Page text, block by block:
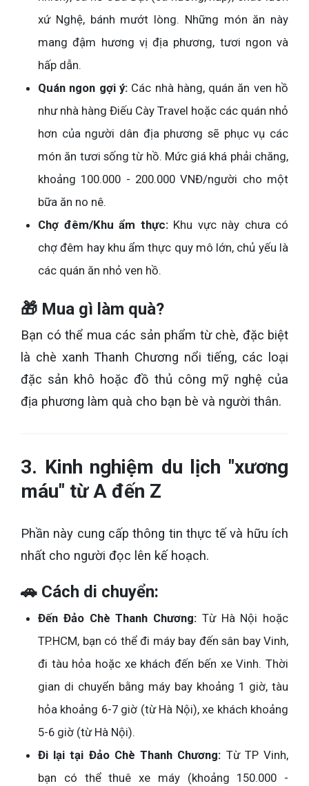
xứ Nghệ, bánh mướt lòng. Những món ăn này
mang đậm hương vị địa phương, tươi ngon và
hấp dẫn.
Quán ngon gợi ý:Các nhà hàng, quán ăn ven hồ
như nhà hàng Điếu Cày Travel hoặc các quán nhỏ
hơn của người dân địa phương sẽ phục vụ các
món ăn tươi sống từ hồ. Mức giá khá phải chăng,
khoảng 100.000 - 200.000 VNĐ/người cho một
bữa ăn no nê.
Chợ đêm/Khu ẩm thực:Khu vực này chưa có
chợ đêm hay khu ẩm thực quy mô lớn, chủ yếu là
các quán ăn nhỏ ven hồ.
🎁 Mua gì làm quà?
Bạn có thể mua các sản phẩm từ chè, đặc biệt
là chè xanh Thanh Chương nổi tiếng, các loại
đặc sản khô hoặc đồ thủ công mỹ nghệ của
địa phương làm quà cho bạn bè và người thân.
3. Kinh nghiệm du lịch "xương
máu" từ A đến Z
Phần này cung cấp thông tin thực tế và hữu ích
nhất cho người đọc lên kế hoạch.
🚗 Cách di chuyển:
Đến Đảo Chè Thanh Chương: Từ Hà Nội hoặc
TP.HCM, bạn có thể đi máy bay đến sân bay Vinh,
đi tàu hỏa hoặc xe khách đến bến xe Vinh. Thời
gian di chuyển bằng máy bay khoảng 1 giờ, tàu
hỏa khoảng 6-7 giờ (từ Hà Nội), xe khách khoảng
5-6 giờ (từ Hà Nội).
Đi lại tại Đảo Chè Thanh Chương: Từ TP Vinh,
bạn có thể thuê xe máy (khoảng 150.000 -